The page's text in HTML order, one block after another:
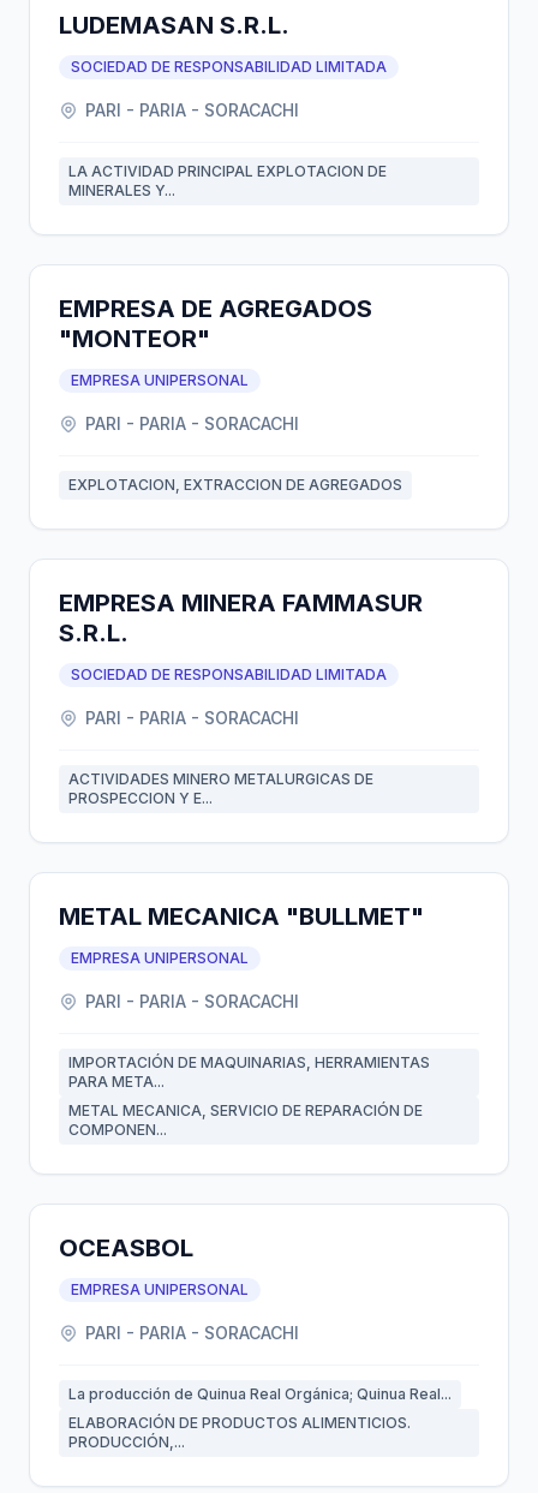
LUDEMASAN S.R.L.
SOCIEDAD DE RESPONSABILIDAD LIMITADA
PARI - PARIA - SORACACHI
LA ACTIVIDAD PRINCIPAL EXPLOTACION DE
MINERALES Y...
EMPRESA DE AGREGADOS
"MONTEOR"
EMPRESA UNIPERSONAL
PARI - PARIA - SORACACHI
EXPLOTACION, EXTRACCION DE AGREGADOS
EMPRESA MINERA FAMMASUR
S.R.L.
SOCIEDAD DE RESPONSABILIDAD LIMITADA
PARI - PARIA - SORACACHI
ACTIVIDADES MINERO METALURGICAS DE
PROSPECCION Y E...
METAL MECANICA "BULLMET"
EMPRESA UNIPERSONAL
PARI - PARIA - SORACACHI
IMPORTACIÓN DE MAQUINARIAS, HERRAMIENTAS
PARA META...
METAL MECANICA, SERVICIO DE REPARACIÓN DE
COMPONEN...
OCEASBOL
EMPRESA UNIPERSONAL
PARI - PARIA - SORACACHI
La producción de Quinua Real Orgánica; Quinua Real...
ELABORACIÓN DE PRODUCTOS ALIMENTICIOS.
PRODUCCIÓN,...